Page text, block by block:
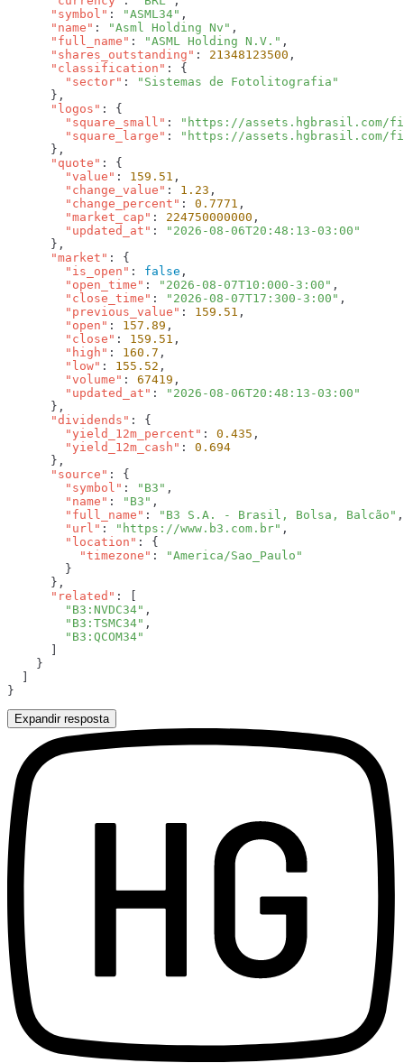
      "symbol"
: "ASML34"
      "name"
: "Asml Holding Nv"
      "full_name"
: "ASML Holding N.V."
      "shares_outstanding"
: 21348123500
      "classification"
        "sector"
:
      "logos"
        "square_small"
:
"https://assets.hgbrasil.com/
        "square_large"
:
      "quote"
        "value"
: 159.51
        "change_value"
: 1.23
        "change_percent"
: 0.7771
        "market_cap"
: 224750000000
        "updated_at"
:
      "market"
        "is_open"
: false
        "open_time"
: "2026-08-07T10:000-3:00"
        "close_time"
: "2026-08-07T17:300-3:00"
        "previous_value"
: 159.51
        "open"
: 157.89
        "close"
: 159.51
        "high"
: 160.7
        "low"
: 155.52
        "volume"
: 67419
        "updated_at"
:
      "dividends"
        "yield_12m_percent"
: 0.435
        "yield_12m_cash"
:
      "source"
        "symbol"
: "B3"
        "name"
: "B3"
        "full_name"
:
"B3 S.A. - Brasil, Bolsa, Balcão"
        "url"
: "https://www.b3.com.br"
        "location"
          "timezone"
:
      "related"
        "B3:NVDC34"
        "B3:TSMC34"
Expandir resposta